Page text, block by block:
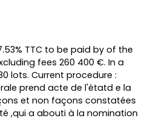
TTC to be paid by of the
fees 260 400 €. In a
lots. Current procedure :
prend acte de l'étatd e la
et non façons constatées
,qui a abouti à la nomination